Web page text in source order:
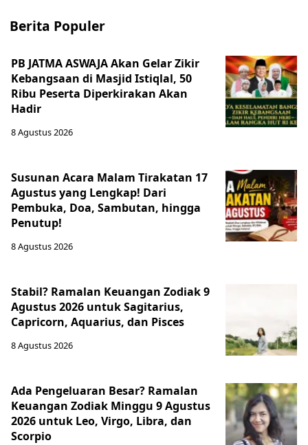
Berita Populer
PB JATMA ASWAJA Akan Gelar Zikir
Kebangsaan di Masjid Istiqlal, 50
Ribu Peserta Diperkirakan Akan
Hadir
8 Agustus 2026
Susunan Acara Malam Tirakatan 17
Agustus yang Lengkap! Dari
Pembuka, Doa, Sambutan, hingga
Penutup!
8 Agustus 2026
Stabil? Ramalan Keuangan Zodiak 9
Agustus 2026 untuk Sagitarius,
Capricorn, Aquarius, dan Pisces
8 Agustus 2026
Ada Pengeluaran Besar? Ramalan
Keuangan Zodiak Minggu 9 Agustus
2026 untuk Leo, Virgo, Libra, dan
Scorpio